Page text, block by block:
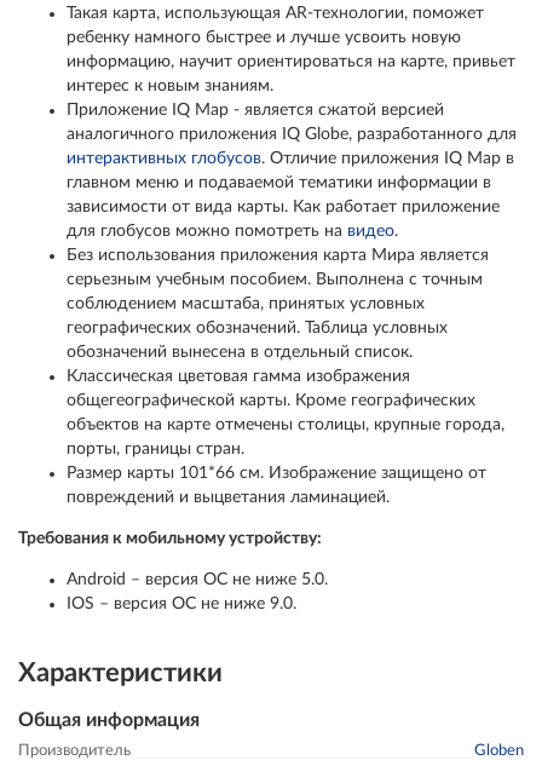
Такая карта, использующая AR-технологии, поможет
ребенку намного быстрее и лучше усвоить новую
информацию, научит ориентироваться на карте, привьет
интерес к новым знаниям.
Приложение IQ Map - является сжатой версией
аналогичного приложения IQ Globe, разработанного для
интерактивных глобусов. Отличие приложения IQ Map в
главном меню и подаваемой тематики информации в
зависимости от вида карты. Как работает приложение
для глобусов можно помотреть на видео.
Без использования приложения карта Мира является
серьезным учебным пособием. Выполнена с точным
соблюдением масштаба, принятых условных
географических обозначений. Таблица условных
обозначений вынесена в отдельный список.
Классическая цветовая гамма изображения
общегеографической карты. Кроме географических
объектов на карте отмечены столицы, крупные города,
порты, границы стран.
Размер карты 101*66 см. Изображение защищено от
повреждений и выцветания ламинацией.
Требования к мобильному устройству:
Android – версия ОС не ниже 5.0.
IOS – версия ОС не ниже 9.0.
Характеристики
Общая информация
Производитель
Globen